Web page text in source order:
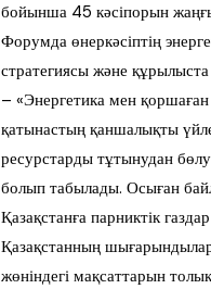
бойынша 45 кәсіпорын
Форумда өнеркәсіптің
стратегиясы және
– «Энергетика мен
қатынастың қаншалықты
ресурстарды тұтынудан
болып табылады. Осыған
Қазақстанға парниктік
Қазақстанның
жөніндегі мақсаттарын